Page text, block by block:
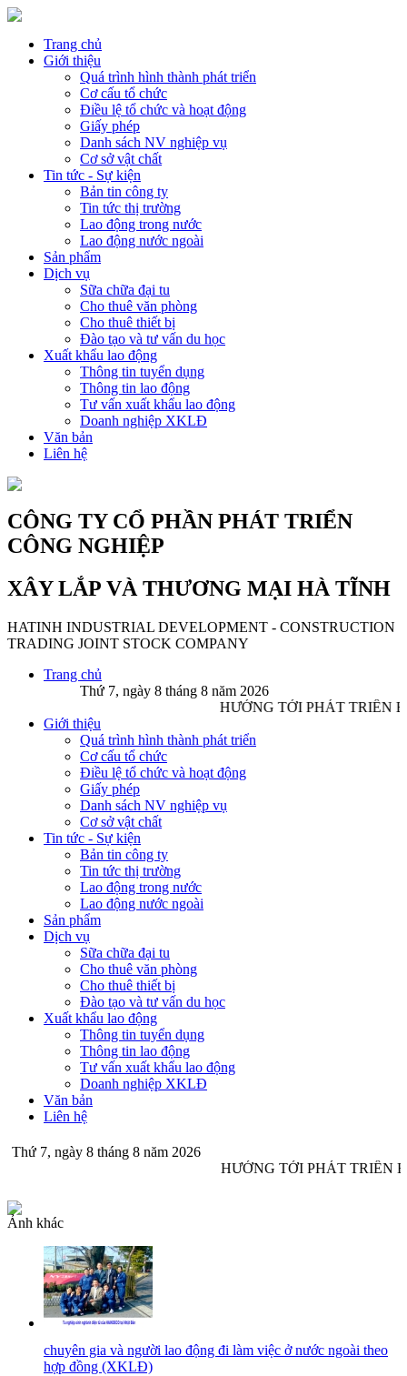
Trang chủ
Giới thiệu
Quá trình hình thành phát triển
Cơ cấu tổ chức
Điều lệ tổ chức và hoạt động
Giấy phép
Danh sách NV nghiệp vụ
Cơ sở vật chất
Tin tức - Sự kiện
Bản tin công ty
Tin tức thị trường
Lao động trong nước
Lao động nước ngoài
Sản phẩm
Dịch vụ
Sữa chữa đại tu
Cho thuê văn phòng
Cho thuê thiết bị
Đào tạo và tư vấn du học
Xuất khẩu lao động
Thông tin tuyển dụng
Thông tin lao động
Tư vấn xuất khẩu lao động
Doanh nghiệp XKLĐ
Văn bản
Liên hệ
CÔNG TY CỔ PHẦN PHÁT TRIỂN
CÔNG NGHIỆP
XÂY LẮP VÀ THƯƠNG MẠI HÀ TĨNH
HATINH INDUSTRIAL DEVELOPMENT - CONSTRUCTION
TRADING JOINT STOCK COMPANY
Trang chủ
Thứ 7, ngày 8 tháng 8 năm 2026
HƯỚNG TỚI PHÁT TRIỂN
Giới thiệu
Quá trình hình thành phát triển
Cơ cấu tổ chức
Điều lệ tổ chức và hoạt động
Giấy phép
Danh sách NV nghiệp vụ
Cơ sở vật chất
Tin tức - Sự kiện
Bản tin công ty
Tin tức thị trường
Lao động trong nước
Lao động nước ngoài
Sản phẩm
Dịch vụ
Sữa chữa đại tu
Cho thuê văn phòng
Cho thuê thiết bị
Đào tạo và tư vấn du học
Xuất khẩu lao động
Thông tin tuyển dụng
Thông tin lao động
Tư vấn xuất khẩu lao động
Doanh nghiệp XKLĐ
Văn bản
Liên hệ
Thứ 7, ngày 8 tháng 8 năm 2026
HƯỚNG TỚI PHÁT TRIỂN
Ảnh khác
chuyên gia và người lao động đi làm việc ở nước ngoài theo
hợp đồng (XKLĐ)